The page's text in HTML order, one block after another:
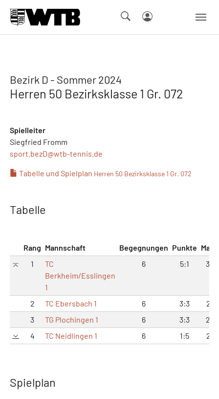
Bezirk D - Sommer 2024
Herren 50 Bezirksklasse 1 Gr. 072
Spielleiter
Siegfried Fromm
sport.bezD@wtb-tennis.de
Tabelle und Spielplan Herren 50 Bezirksklasse 1 Gr. 072
Tabelle
Rang Mannschaft Begegnungen Punkte
1
TC
Berkheim/Esslingen
1
6 5:1
2 TC Ebersbach 1 6 3:3
3
TG Plochingen 1 6 3:3
4
TC Neidlingen 1 6 1:5
Spielplan